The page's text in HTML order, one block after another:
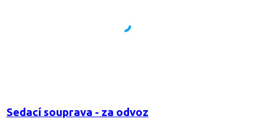
Sedací souprava - za odvoz